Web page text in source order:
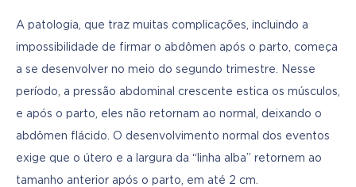
A patologia, que traz muitas complicações, incluindo a
impossibilidade de firmar o abdômen após o parto, começa
a se desenvolver no meio do segundo trimestre. Nesse
período, a pressão abdominal crescente estica os músculos,
e após o parto, eles não retornam ao normal, deixando o
abdômen flácido. O desenvolvimento normal dos eventos
exige que o útero e a largura da “linha alba” retornem ao
tamanho anterior após o parto, em até 2 cm.